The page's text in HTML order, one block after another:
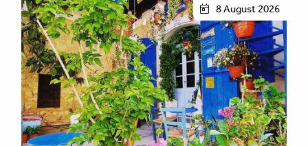
8 August 2026